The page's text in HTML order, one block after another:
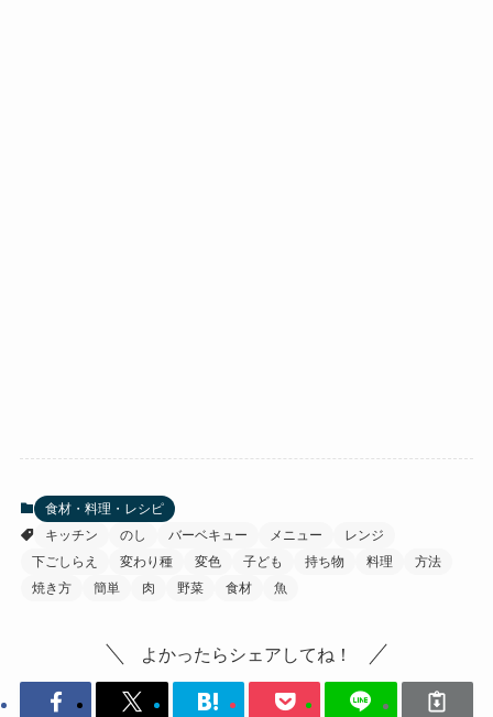
食材・料理・レシピ
キッチン
のし バーベキュー メニュー
レンジ
下ごしらえ
変わり種 変色 子ども 持ち物 料理
方法
焼き方
簡単 肉 野菜 食材 魚
よかったらシェアしてね！